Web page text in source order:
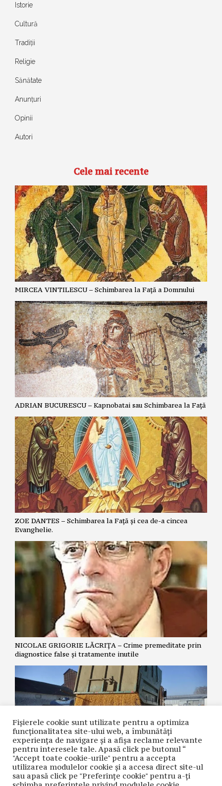
Istorie
Cultură
Tradiții
Religie
Sănătate
Anunțuri
Opinii
Autori
Cele mai recente
MIRCEA VINTILESCU – Schimbarea la Față a Domnului
ADRIAN BUCURESCU – Kapnobatai sau Schimbarea la Față
ZOE DANTES – Schimbarea la Față și cea de-a cincea
Evanghelie.
NICOLAE GRIGORIE LĂCRIȚA – Crime premeditate prin
diagnostice false și tratamente inutile
CLAUDIA MARCU – Agricultura României, sacrificată
pentru cerealele din Ucraina
Fișierele cookie sunt utilizate pentru a optimiza
funcţionalitatea site-ului web, a îmbunătăţi
experienţa de navigare şi a afişa reclame relevante
pentru interesele tale. Apasă click pe butonul “
"Accept toate cookie-urile" pentru a accepta
utilizarea modulelor cookie şi a accesa direct site-ul
sau apasă click pe "Preferințe cookie" pentru a-ţi